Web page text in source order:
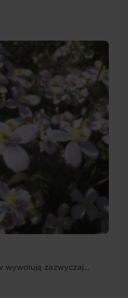
zazwyczaj...